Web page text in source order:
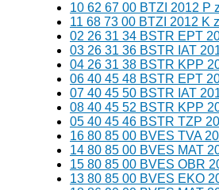
10 62 67 00 BTZI 2012 P
11 68 73 00 BTZI 2012 K
02 26 31 34 BSTR EPT
03 26 31 36 BSTR IAT
04 26 31 38 BSTR KPP
06 40 45 48 BSTR EPT
07 40 45 50 BSTR IAT
08 40 45 52 BSTR KPP
05 40 45 46 BSTR TZP
16 80 85 00 BVES TVA
14 80 85 00 BVES MAT
15 80 85 00 BVES OBR
13 80 85 00 BVES EKO